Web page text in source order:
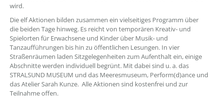
wird.
Die elf Aktionen bilden zusammen ein vielseitiges Programm über
die beiden Tage hinweg. Es reicht von temporären Kreativ- und
Spielorten für Erwachsene und Kinder über Musik- und
Tanzaufführungen bis hin zu öffentlichen Lesungen. In vier
Straßenräumen laden Sitzgelegenheiten zum Aufenthalt ein, einige
Abschnitte werden individuell begrünt. Mit dabei sind u. a. das
STRALSUND MUSEUM und das Meeresmuseum, Perform(d)ance und
das Atelier Sarah Kunze. Alle Aktionen sind kostenfrei und zur
Teilnahme offen.